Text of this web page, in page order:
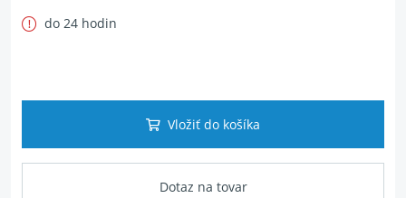
do 24 hodin
Vložiť do košíka
Dotaz na tovar